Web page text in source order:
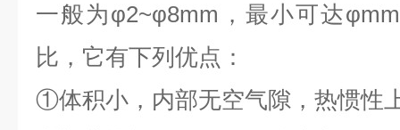
一般为φ2~φ8mm，最小可达
比，它有下列优点：
①体积小，内部无空气隙，热惯性